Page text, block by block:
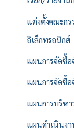
แต่งตั้งคณะกร
อิเล็กทรอนิกส์
แผนการจัดซื้อ
แผนการจัดซื้อ
แผนการบริหา
แผนดำเนินงา